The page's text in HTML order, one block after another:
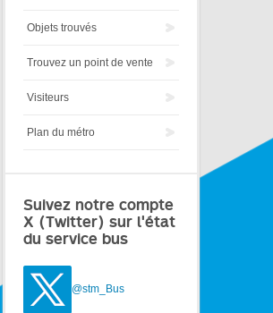
Objets trouvés
Trouvez un point de vente
Visiteurs
Plan du métro
Suivez notre compte
X (Twitter) sur l'état
du service bus
@stm_Bus